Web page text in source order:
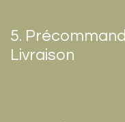
5.
Livraison